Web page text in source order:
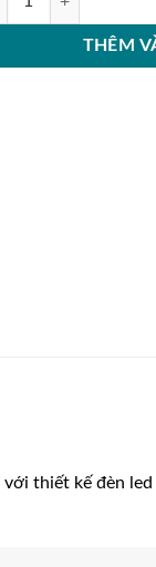
THÊM
với thiết kế đèn